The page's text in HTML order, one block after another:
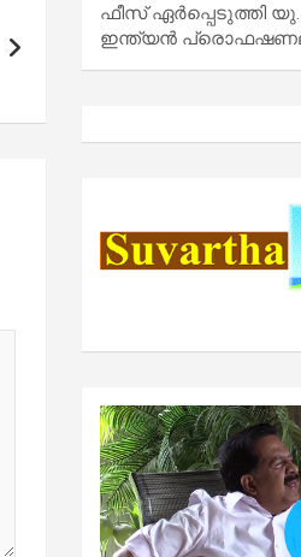
ഫീസ് ഏർപ്പെടുത്തി
ഇന്ത്യൻ